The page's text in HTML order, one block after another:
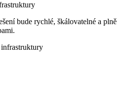
bude rychlé, škálovatelné a plně